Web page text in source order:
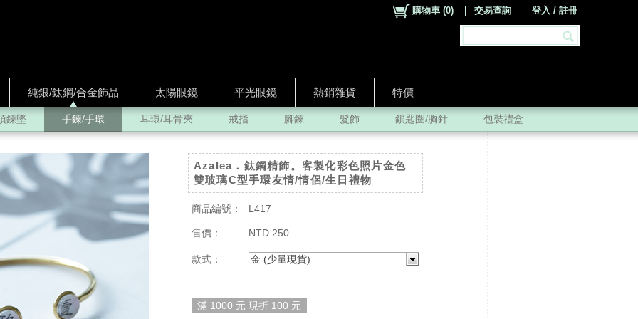
純銀/鈦鋼/合金飾品 太陽眼鏡 平光眼鏡 熱銷雜貨 特價
購物車 (0) 交易查詢 登入 / 註冊
鍊墜 手鍊/手環 耳環/耳骨夾 戒指 腳鍊 髮飾 鎖匙圈/胸針 包裝禮盒
Azalea．鈦鋼精飾。客製化彩色照片金色
雙玻璃C型手環友情/情侶/生日禮物
商品編號： L417
售價： NTD 250
款式： 金 (少量現貨)
滿 1000 元 現折 100 元